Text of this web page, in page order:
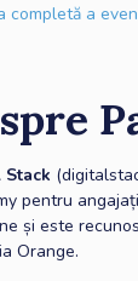
completă a
pentru
și este
Orange.